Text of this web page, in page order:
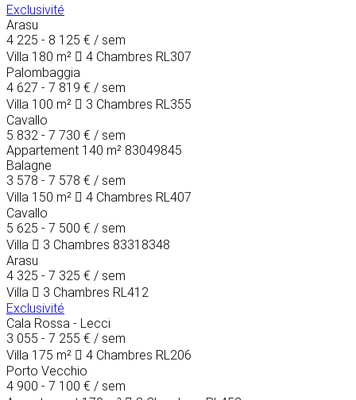
Exclusivité
Arasu
4 225 - 8 125 € / sem
Villa 180 m² 4 Chambres RL307
Palombaggia
4 627 - 7 819 € / sem
Villa 100 m² 3 Chambres RL355
Cavallo
5 832 - 7 730 € / sem
Appartement 140 m² 83049845
Balagne
3 578 - 7 578 € / sem
Villa 150 m² 4 Chambres RL407
Cavallo
5 625 - 7 500 € / sem
Villa
3 Chambres 83318348
Arasu
4 325 - 7 325 € / sem
Villa
3 Chambres RL412
Exclusivité
Cala Rossa - Lecci
3 055 - 7 255 € / sem
Villa 175 m² 4 Chambres RL206
Porto Vecchio
4 900 - 7 100 € / sem